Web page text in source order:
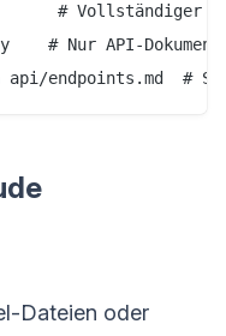
# Vollständiger
# Nur API-
Dateien oder